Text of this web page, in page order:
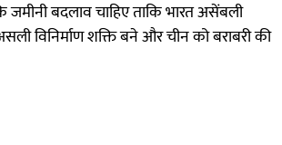
जमीनी बदलाव चाहिए ताकि भारत असेंबली
विनिर्माण शक्ति बने और चीन को बराबरी की